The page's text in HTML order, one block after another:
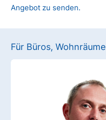
Angebot zu senden.
Für Büros,